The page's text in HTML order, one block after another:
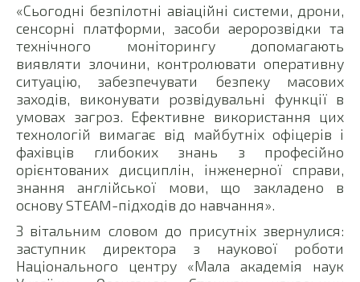
«Сьогодні безпілотні авіаційні системи, дрони,
сенсорні платформи, засоби аеророзвідки та
технічного моніторингу допомагають
виявляти злочини, контролювати оперативну
ситуацію, забезпечувати безпеку масових
заходів, виконувати розвідувальні функції в
умовах загроз. Ефективне використання цих
технологій вимагає від майбутніх офіцерів і
фахівців глибоких знань з професійно
орієнтованих дисциплін, інженерної справи,
знання англійської мови, що закладено в
основу STEAM-підходів до навчання».
З вітальним словом до присутніх звернулися:
заступник директора з наукової роботи
Національного центру «Мала академія наук